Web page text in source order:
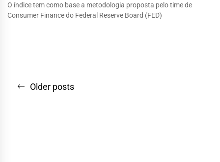
O índice tem como base a metodologia proposta pelo time de
Consumer Finance do Federal Reserve Board (FED)
Navegação
Older posts